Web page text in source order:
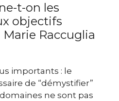
t-on les
objectifs
Raccuglia
importants : le
de “démystifier”
ne sont pas